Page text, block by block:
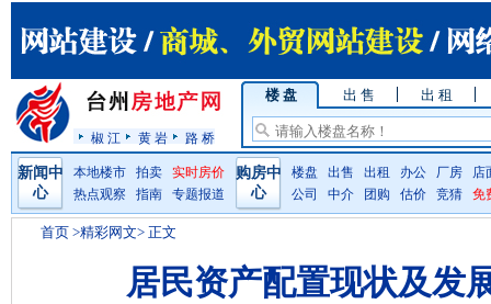
椒 江 黄 岩 路 桥
楼 盘 出 售 出 租
新闻中
心
本地楼市 拍卖
实时房价
热点观察
指南 专题报道
购房中
心
楼盘 出售 出租 办公 厂房
店
公司
中介 团购 估价 竞猜 免
首页 >精彩网文> 正文
居民资产配置现状及发